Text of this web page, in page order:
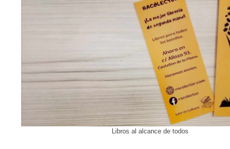
Libros al alcance de todos